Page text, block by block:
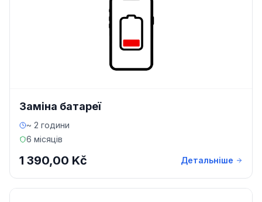
Заміна батареї
~ 2 години
6 місяців
1 390,00 Kč Детальніше